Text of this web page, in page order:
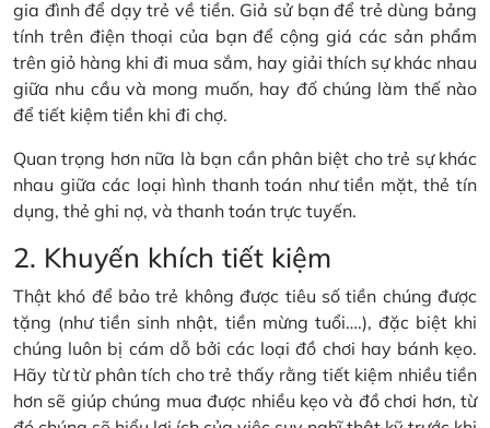
gia đình để dạy trẻ về tiền. Giả sử bạn để trẻ dùng bảng
tính trên điện thoại của bạn để cộng giá các sản phẩm
trên giỏ hàng khi đi mua sắm, hay giải thích sự khác nhau
giữa nhu cầu và mong muốn, hay đố chúng làm thế nào
để tiết kiệm tiền khi đi chợ.
Quan trọng hơn nữa là bạn cần phân biệt cho trẻ sự khác
nhau giữa các loại hình thanh toán như tiền mặt, thẻ tín
dụng, thẻ ghi nợ, và thanh toán trực tuyến.
2. Khuyến khích tiết kiệm
Thật khó để bảo trẻ không được tiêu số tiền chúng được
tặng (như tiền sinh nhật, tiền mừng tuổi….), đặc biệt khi
chúng luôn bị cám dỗ bởi các loại đồ chơi hay bánh kẹo.
Hãy từ từ phân tích cho trẻ thấy rằng tiết kiệm nhiều tiền
hơn sẽ giúp chúng mua được nhiều kẹo và đồ chơi hơn, từ